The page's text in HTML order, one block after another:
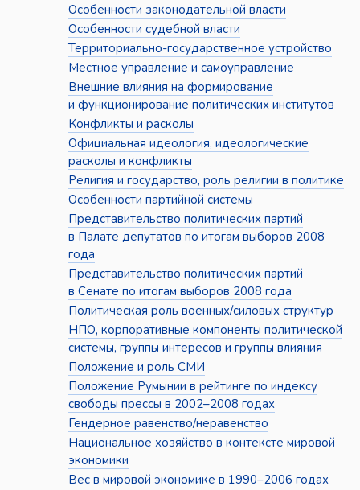
Особенности законодательной власти
Особенности судебной власти
Территориально-государственное устройство
Местное управление и самоуправление
Внешние влияния на формирование
и функционирование политических институтов
Конфликты и расколы
Официальная идеология, идеологические
расколы и конфликты
Религия и государство, роль религии в политике
Особенности партийной системы
Представительство политических партий
в Палате депутатов по итогам выборов 2008
года
Представительство политических партий
в Сенате по итогам выборов 2008 года
Политическая роль военных/силовых структур
НПО, корпоративные компоненты политической
системы, группы интересов и группы влияния
Положение и роль СМИ
Положение Румынии в рейтинге по индексу
свободы прессы в 2002–2008 годах
Гендерное равенство/неравенство
Национальное хозяйство в контексте мировой
экономики
Вес в мировой экономике в 1990–2006 годах